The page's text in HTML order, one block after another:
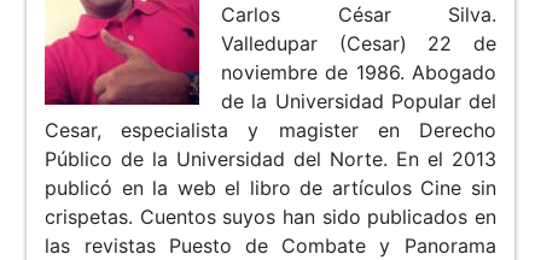
Carlos César Silva.
Valledupar (Cesar) 22 de
noviembre de 1986. Abogado
de la Universidad Popular del
Cesar, especialista y magister en Derecho
Público de la Universidad del Norte. En el 2013
publicó en la web el libro de artículos Cine sin
crispetas. Cuentos suyos han sido publicados en
las revistas Puesto de Combate y Panorama